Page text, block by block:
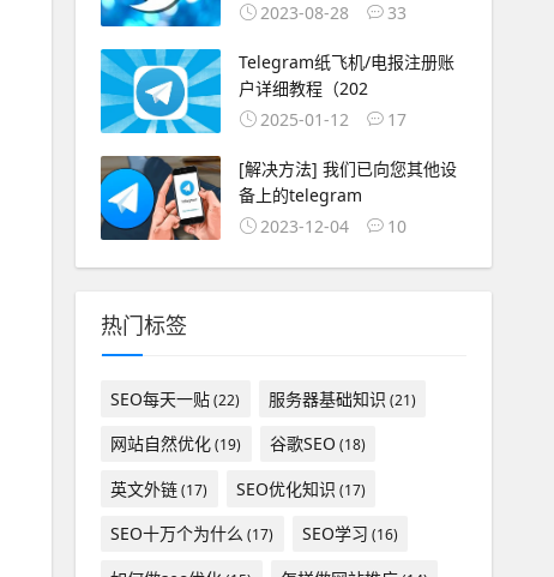
2023-08-28
33
Telegram纸飞机/电报注册账
户详细教程（202
2025-01-12
17
[解决方法] 我们已向您其他设
备上的telegram
2023-12-04
10
热门标签
SEO每天一贴(22) 服务器基础知识 (21)
网站自然优化(19) 谷歌SEO (18)
英文外链(17) SEO优化知识 (17)
SEO十万个为什么 (17) SEO学习 (16)